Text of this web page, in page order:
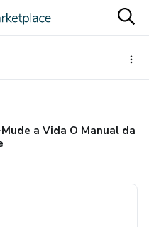
a Vida O Manual da